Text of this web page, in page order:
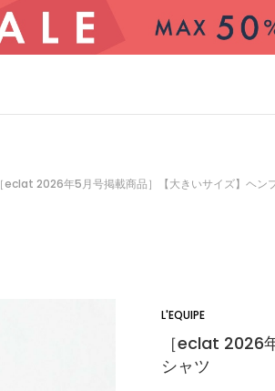
［eclat 2026年5月号掲載商品］【大きいサイズ】ヘン
L'EQUIPE
［eclat 2026
シャツ